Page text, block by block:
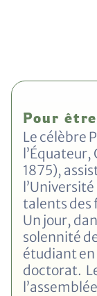
Pour
Le célèbre
1875),
talents des
Un jour,
solennité
étudiant
doctorat.